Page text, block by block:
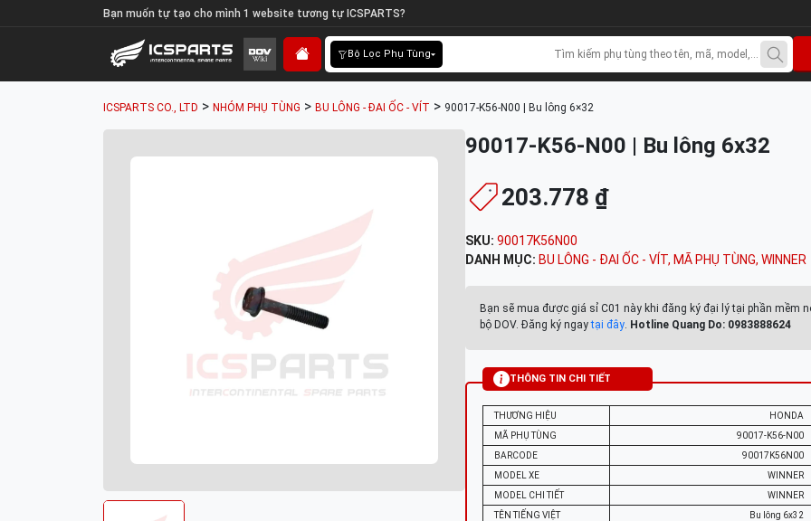
Bạn muốn tự tạo cho mình 1 website tương tự ICSPARTS?
Bộ Lọc Phụ Tùng
ICSPARTS CO., LTD > NHÓM PHỤ TÙNG > BU LÔNG - ĐAI ỐC - VÍT > 90017-K56-N00 | Bu lông 6×32
90017-K56-N00 | Bu lông 6x32
203.778 ₫
SKU: 90017K56N00
DANH MỤC: BU LÔNG - ĐAI ỐC - VÍT, MÃ PHỤ TÙNG, WINNER
Bạn sẽ mua được giá sỉ C01 này khi đăng ký đại lý tại phần mềm
bộ DOV. Đăng ký ngaytại đây. Hotline Quang Do: 0983888624
THÔNG TIN CHI TIẾT
THƯƠNG HIỆU
HONDA
MÃ PHỤ TÙNG
90017-K56-N00
BARCODE
90017K56N00
MODEL XE
WINNER
MODEL CHI TIẾT
WINNER
TÊN TIẾNG VIỆT
Bu lông 6x32